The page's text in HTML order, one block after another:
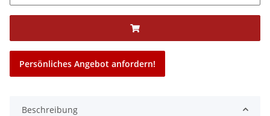
Persönliches Angebot anfordern!
Beschreibung